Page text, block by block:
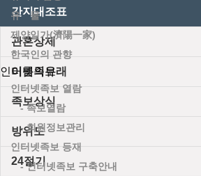
유 물
제양일가(濟陽一家)
한국인의 관향
인터넷족보
인터넷족보 열람
- 족보열람
- 회원정보관리
인터넷족보 등재
- 인터넷족보 구축안내
간지대조표
관혼상제
이름의유래
족보상식
방위도
24절기